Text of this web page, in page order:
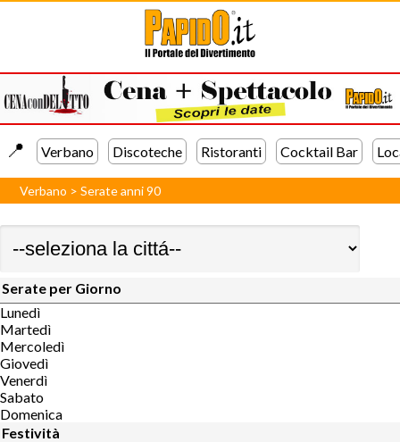
📍️ Verbano Discoteche Ristoranti Cocktail Bar
Verbano >Serate anni 90
Serate per Giorno
Lunedì
Martedì
Mercoledì
Giovedì
Venerdì
Sabato
Domenica
Festività